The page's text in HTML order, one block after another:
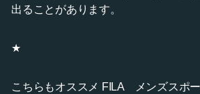
出ることがあります。
★
こちらもオススメ FILA メンズスポ